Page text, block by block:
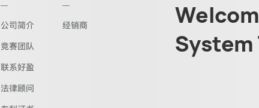
公司简介
竞赛团队
联系好盈
法律顾问
经销商
System